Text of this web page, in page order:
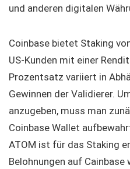
und anderen digitalen
Coinbase bietet Staking
US-Kunden mit einer
Prozentsatz variiert in
Gewinnen der Validierer.
anzugeben, muss man
Coinbase Wallet
ATOM ist für das Staking
Belohnungen auf